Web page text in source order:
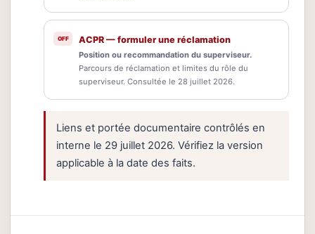
ACPR — formuler une réclamation
Position ou recommandation du superviseur.
Parcours de réclamation et limites du rôle du
superviseur. Consultée le 28 juillet 2026.
Liens et portée documentaire contrôlés en
interne le 29 juillet 2026. Vérifiez la version
applicable à la date des faits.